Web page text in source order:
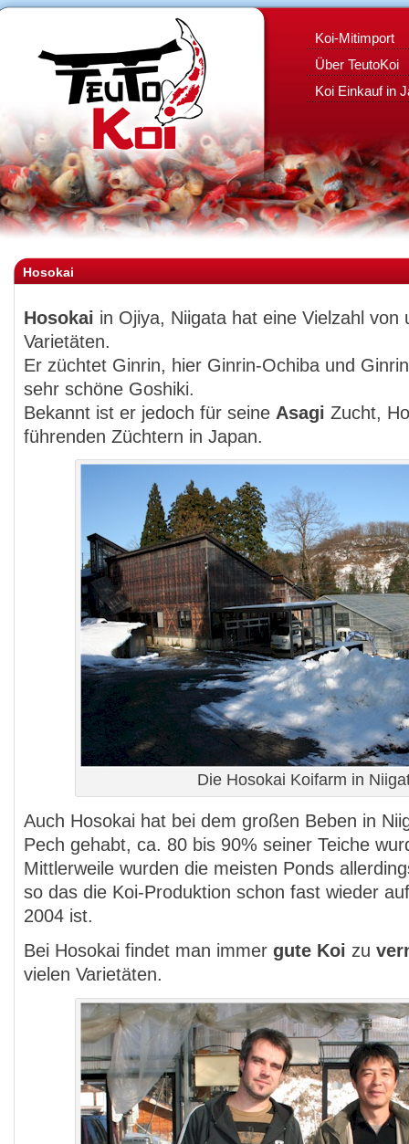
Koi-Mitimport
Über TeutoKoi
Koi Einkauf in
Hosokai
Hosokai in Ojiya, Niigata hat eine Vielzahl von
Varietäten.
Er züchtet Ginrin, hier Ginrin-Ochiba und
sehr schöne Goshiki.
Bekannt ist er jedoch für seine Asagi Zucht,
führenden Züchtern in Japan.
Die Hosokai Koifarm in
Auch Hosokai hat bei dem großen Beben in
Pech gehabt, ca. 80 bis 90% seiner Teiche
Mittlerweile wurden die meisten Ponds
so das die Koi-Produktion schon fast wieder
2004 ist.
Bei Hosokai findet man immer gute Koi zu
vielen Varietäten.